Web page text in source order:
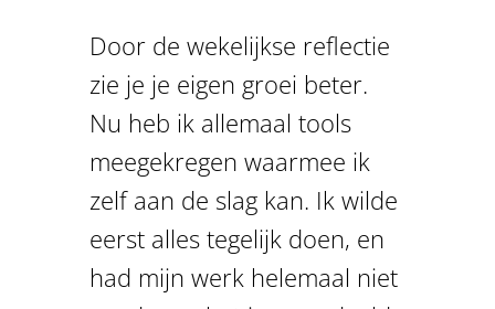
Door de wekelijkse reflectie
zie je je eigen groei beter.
Nu heb ik allemaal tools
meegekregen waarmee ik
zelf aan de slag kan. Ik wilde
eerst alles tegelijk doen, en
had mijn werk helemaal niet